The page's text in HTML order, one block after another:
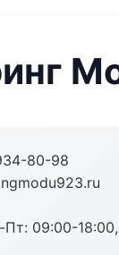
80-98
Пт: 09:00-